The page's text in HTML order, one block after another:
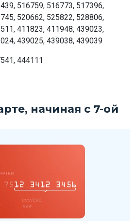
516759, 516773, 517396,
520662, 525822, 528806,
411823, 411948, 439023,
439025, 439038, 439039
444111
начиная с 7-ой